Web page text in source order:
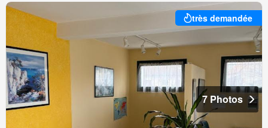
très demandée
7 Photos